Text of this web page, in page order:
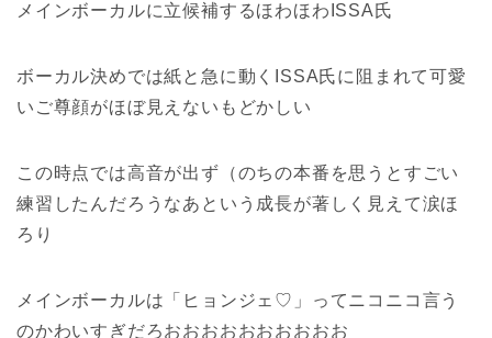
メインボーカルに立候補するほわほわISSA氏
ボーカル決めでは紙と急に動くISSA氏に阻まれて可愛
いご尊顔がほぼ見えないもどかしい
この時点では高音が出ず（のちの本番を思うとすごい
練習したんだろうなあという成長が著しく見えて涙ほ
ろり
メインボーカルは「ヒョンジェ♡」ってニコニコ言う
のかわいすぎだろおおおおおおおおおお